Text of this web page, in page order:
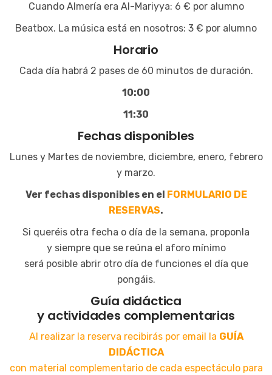
Cuando Almería era Al-Mariyya: 6 € por alumno
Beatbox. La música está en nosotros: 3 € por alumno
Horario
Cada día habrá 2 pases de 60 minutos de duración.
10:00
11:30
Fechas disponibles
Lunes y Martes de noviembre, diciembre, enero, febrero
y marzo.
Ver fechas disponibles en el FORMULARIO DE
RESERVAS.
Si queréis otra fecha o día de la semana, proponla
y siempre que se reúna el aforo mínimo
será posible abrir otro día de funciones el día que
pongáis.
Guía didáctica
y actividades complementarias
Al realizar la reserva recibirás por email la GUÍA
DIDÁCTICA
con material complementario de cada espectáculo para